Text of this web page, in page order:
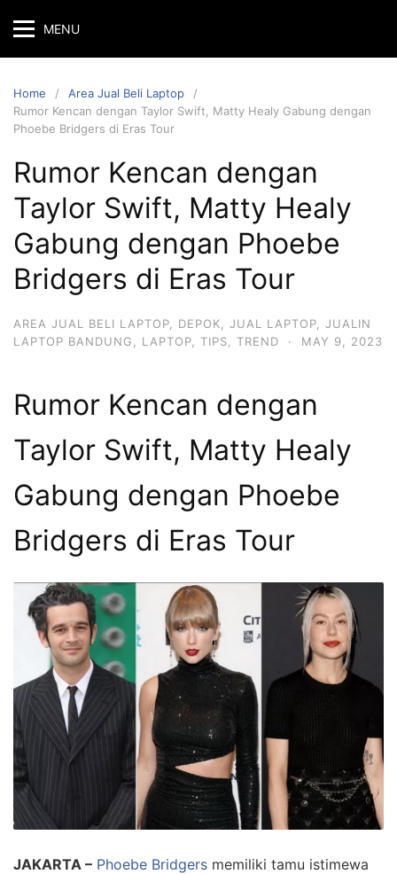
MENU
Home
Area Jual Beli Laptop
Rumor Kencan dengan Taylor Swift, Matty Healy Gabung dengan
Phoebe Bridgers di Eras Tour
Rumor Kencan dengan
Taylor Swift, Matty Healy
Gabung dengan Phoebe
Bridgers di Eras Tour
AREA JUAL BELI LAPTOP DEPOK JUAL LAPTOP
JUALIN
LAPTOP BANDUNG
LAPTOP TIPS TREND · MAY 9, 2023
Rumor Kencan dengan
Taylor Swift, Matty Healy
Gabung dengan Phoebe
Bridgers di Eras Tour
JAKARTA – Phoebe Bridgers memiliki tamu istimewa